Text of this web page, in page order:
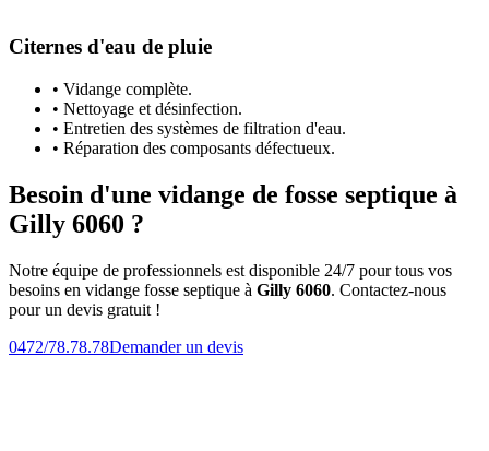
Citernes d'eau de pluie
• Vidange complète.
• Nettoyage et désinfection.
• Entretien des systèmes de filtration d'eau.
• Réparation des composants défectueux.
Besoin d'une vidange de fosse septique à
Gilly 6060 ?
Notre équipe de professionnels est disponible 24/7 pour tous vos
besoins en vidange fosse septique à Gilly 6060. Contactez-nous
pour un devis gratuit !
0472/78.78.78Demander un devis